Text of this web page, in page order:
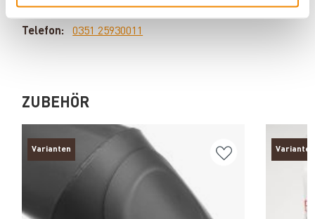
E-Mail:
[email protected]
Telefon:
0351 25930011
ZUBEHÖR
Varianten Varianten